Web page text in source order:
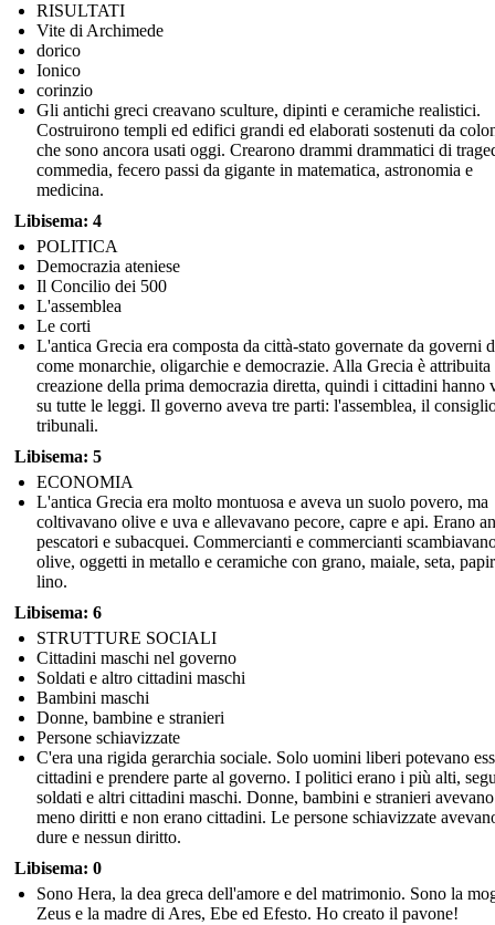
RISULTATI
Vite di Archimede
dorico
Ionico
corinzio
Gli antichi greci creavano sculture, dipinti e ceramiche realistici.
Costruirono templi ed edifici grandi ed elaborati sostenuti da
che sono ancora usati oggi. Crearono drammi drammatici di
commedia, fecero passi da gigante in matematica, astronomia e
medicina.
Libisema: 4
POLITICA
Democrazia ateniese
Il Concilio dei 500
L'assemblea
Le corti
L'antica Grecia era composta da città-stato governate da governi
come monarchie, oligarchie e democrazie. Alla Grecia è attribuita
creazione della prima democrazia diretta, quindi i cittadini hanno
su tutte le leggi. Il governo aveva tre parti: l'assemblea, il
tribunali.
Libisema: 5
ECONOMIA
L'antica Grecia era molto montuosa e aveva un suolo povero, ma
coltivavano olive e uva e allevavano pecore, capre e api. Erano
pescatori e subacquei. Commercianti e commercianti
olive, oggetti in metallo e ceramiche con grano, maiale, seta,
lino.
Libisema: 6
STRUTTURE SOCIALI
Cittadini maschi nel governo
Soldati e altro cittadini maschi
Bambini maschi
Donne, bambine e stranieri
Persone schiavizzate
C'era una rigida gerarchia sociale. Solo uomini liberi potevano
cittadini e prendere parte al governo. I politici erano i più alti,
soldati e altri cittadini maschi. Donne, bambini e stranieri
meno diritti e non erano cittadini. Le persone schiavizzate
dure e nessun diritto.
Libisema: 0
Sono Hera, la dea greca dell'amore e del matrimonio. Sono la
Zeus e la madre di Ares, Ebe ed Efesto. Ho creato il pavone!